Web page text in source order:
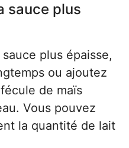
sauce plus
plus épaisse,
ou ajoutez
de maïs
Vous pouvez
la quantité de lait